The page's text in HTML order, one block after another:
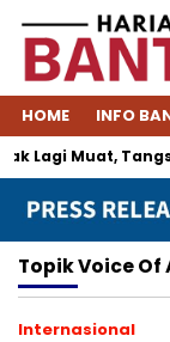
HOME INFO
Lagi Muat,
TopikVoice Of
Internasional